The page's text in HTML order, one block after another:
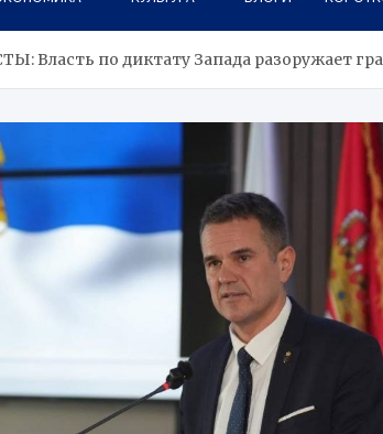
Власть по диктату Запада разоружает